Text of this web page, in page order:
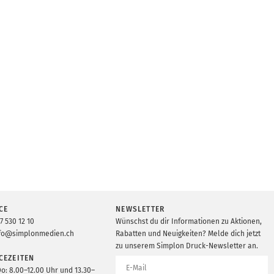
530 12 10
8.00–12.00 Uhr und 13.30–
NEWSLETTER
Wünschst du dir Informationen zu Aktionen,
Rabatten und Neuigkeiten? Melde dich jetzt
zu unserem Simplon Druck-Newsletter an.